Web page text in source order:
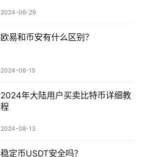
2024-06-29
欧易和币安有什么区别？
2024-06-15
2024年大陆用户买卖比特币详细教
程
2024-08-13
稳定币USDT安全吗？